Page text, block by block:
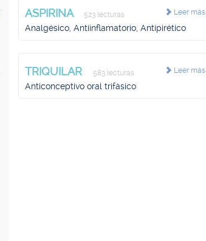
Leer más
ASPIRINA 523 lecturas
Analgésico, Antiinflamatorio, Antipirético
Leer más
TRIQUILAR 583 lecturas
Anticonceptivo oral trifásico